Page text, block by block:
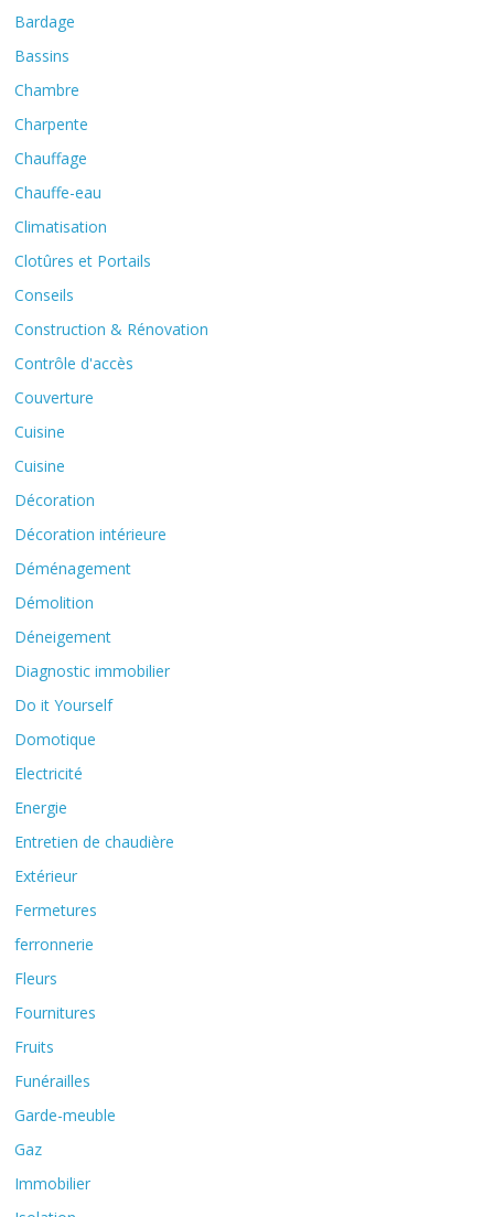
Bardage
Bassins
Chambre
Charpente
Chauffage
Chauffe-eau
Climatisation
Clotûres et Portails
Conseils
Construction & Rénovation
Contrôle d'accès
Couverture
Cuisine
Cuisine
Décoration
Décoration intérieure
Déménagement
Démolition
Déneigement
Diagnostic immobilier
Do it Yourself
Domotique
Electricité
Energie
Entretien de chaudière
Extérieur
Fermetures
ferronnerie
Fleurs
Fournitures
Fruits
Funérailles
Garde-meuble
Gaz
Immobilier